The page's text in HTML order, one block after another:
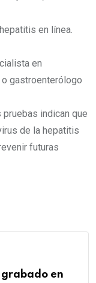
en línea.
en
gastroenterólogo
pruebas indican que
de la hepatitis
futuras
grabado en